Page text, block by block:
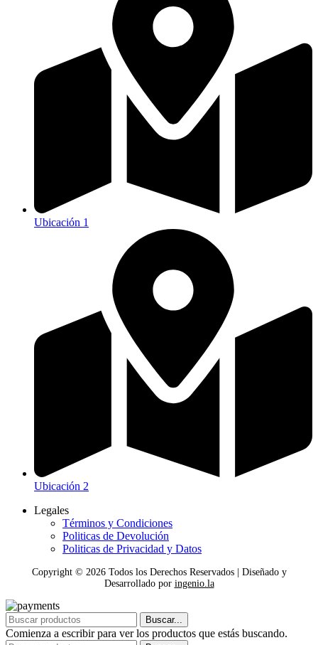
Ubicación 1
Ubicación 2
Legales
Términos y Condiciones
Politicas de Devolución
Politicas de Privacidad y Datos
Copyright © 2026Todos los Derechos Reservados | Diseñado y
Desarrollado por ingenio.la
Buscar...
Comienza a escribir para ver los productos que estás buscando.